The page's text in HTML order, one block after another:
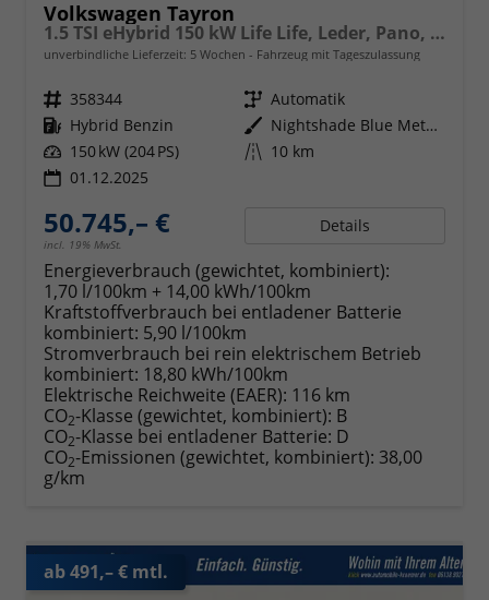
Volkswagen Tayron
1.5 TSI eHybrid 150 kW Life Life, Leder, Pano, HuD, AHK, AreaView, Side, Navi, Winter, 5-J. Garantie
unverbindliche Lieferzeit: 5 Wochen Fahrzeug mit Tageszulassung
Fahrzeugnr. 358344 Getriebe Automatik
Kraftstoff Hybrid Benzin Außenfarbe
Nightshade Blue Metallic
Leistung 150 kW (204 PS) Kilometerstand 10 km
01.12.2025
50.745,– €
incl. 19% MwSt.
Details
Energieverbrauch (gewichtet, kombiniert):
1,70 l/100km + 14,00 kWh/100km
Kraftstoffverbrauch bei entladener Batterie
kombiniert: 5,90 l/100km
Stromverbrauch bei rein elektrischem Betrieb
kombiniert: 18,80 kWh/100km
Elektrische Reichweite (EAER): 116 km
CO2-Klasse (gewichtet, kombiniert): B
CO2-Klasse bei entladener Batterie: D
CO2-Emissionen (gewichtet, kombiniert): 38,00
g/km
ab 491,– € mtl.